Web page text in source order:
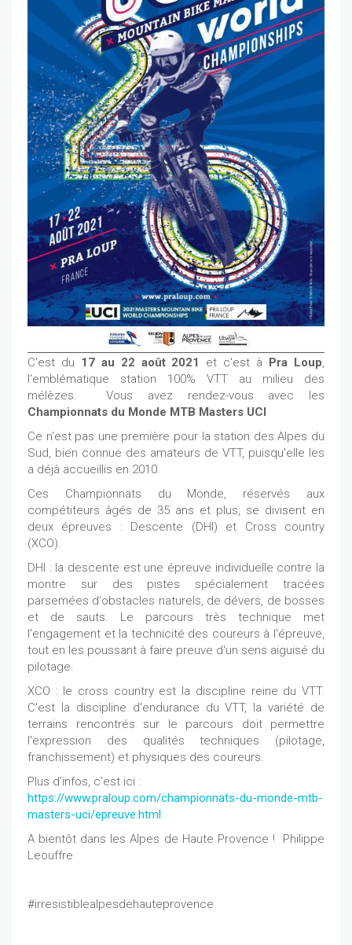
C'est du 17 au 22 août 2021 et c'est à Pra Loup,
l'emblématique station 100% VTT au milieu des
mélèzes. Vous avez rendez-vous avec les
Championnats du Monde MTB Masters UCI
Ce n'est pas une première pour la station des Alpes du
Sud, bien connue des amateurs de VTT, puisqu'elle les
a déjà accueillis en 2010.
Ces Championnats du Monde, réservés aux
compétiteurs âgés de 35 ans et plus, se divisent en
deux épreuves : Descente (DHI) et Cross country
(XCO).
DHI : la descente est une épreuve individuelle contre la
montre sur des pistes spécialement tracées
parsemées d'obstacles naturels, de dévers, de bosses
et de sauts. Le parcours très technique met
l'engagement et la technicité des coureurs à l'épreuve,
tout en les poussant à faire preuve d'un sens aiguisé du
pilotage.
XCO : le cross country est la discipline reine du VTT.
C'est la discipline d'endurance du VTT, la variété de
terrains rencontrés sur le parcours doit permettre
l'expression des qualités techniques (pilotage,
franchissement) et physiques des coureurs.
Plus d'infos, c'est ici :
https://www.praloup.com/championnats-du-monde-mtb-
masters-uci/epreuve.html
A bientôt dans les Alpes de Haute Provence ! Philippe
Leouffre
#irresistiblealpesdehauteprovence